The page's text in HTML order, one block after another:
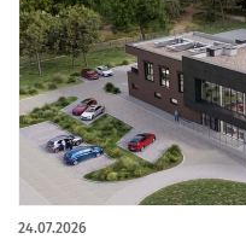
24.07.2026
artykuł z galerią zdjęć